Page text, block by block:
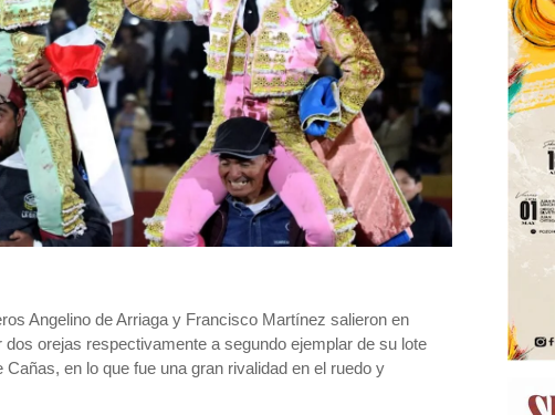
Angelino de Arriaga y Francisco Martínez salieron en
orejas respectivamente a segundo ejemplar de su lote
en lo que fue una gran rivalidad en el ruedo y